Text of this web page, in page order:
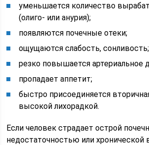
уменьшается количество
(олиго- или анурия);
появляются почечные отеки;
ощущаются слабость, сонливость;
резко повышается артериальное
пропадает аппетит;
быстро присоединяется
высокой лихорадкой.
Если человек страдает острой
недостаточностью или хронической